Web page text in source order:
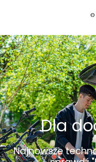
©
Dla
Najnowsze